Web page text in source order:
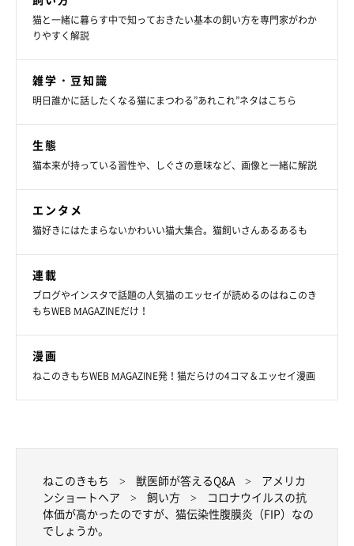
猫と一緒に暮らす中で知っておきたい基本の飼い方を専門家がわか
りやすく解説
雑学・豆知識
明日誰かに話したくなる猫にまつわる”あれこれ”ネタはこちら
生態
猫本来が持っている習性や、しぐさの意味など、画像と一緒に解説
エンタメ
猫好きにはたまらないかわいい猫大集合。猫飼いさんあるあるも
連載
ブログやインスタで話題の人気猫のエッセイが読めるのはねこのき
もちWEB MAGAZINEだけ！
漫画
ねこのきもちWEB MAGAZINE発！猫だらけの4コマ＆エッセイ漫画
ねこのきもち 獣医師が答えるQ&A
アメリカ
ンショートヘア
飼い方
コロナウイルスの抗
体価が高かったのですが、猫伝染性腹膜炎（FIP）なの
でしょうか。